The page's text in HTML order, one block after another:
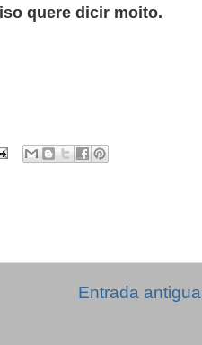
quere dicir moito.
Entrada antigua